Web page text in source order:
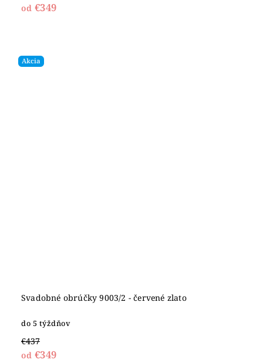
od €349
Akcia
Svadobné obrúčky 9003/2 - červené zlato
do 5 týždňov
€437
od €349